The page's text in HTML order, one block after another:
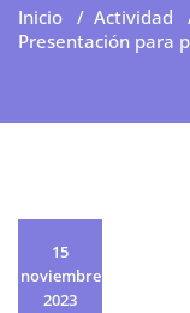
Inicio / Actividad
Presentación para
15
noviembre
2023